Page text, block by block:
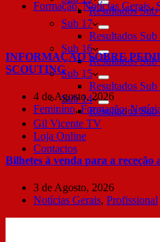
Resultados Sub
Sub 17
Resultados Sub
Sub 16
Resultados Sub
Sub 15
Resultados Sub
Sub 14
Resultados Sub
Gil Vicente TV
Loja Online
Contactos
Formação,Notícias Gerais,
INFORMAÇÃO SOBRE
SCOUTING
4 de Agosto, 2026
Feminino,Formação,
Bilhetes à venda para a receção
3 de Agosto, 2026
Notícias Gerais, Profissional